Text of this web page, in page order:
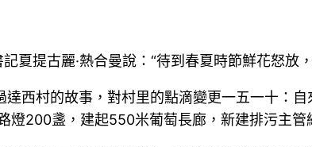
夏提古麗·熱合曼說：“待到春夏時節鮮花怒放
西村的故事，對村里的點滴變更一五一十：
燈200盞，建起550米葡萄長廊，新建排污主